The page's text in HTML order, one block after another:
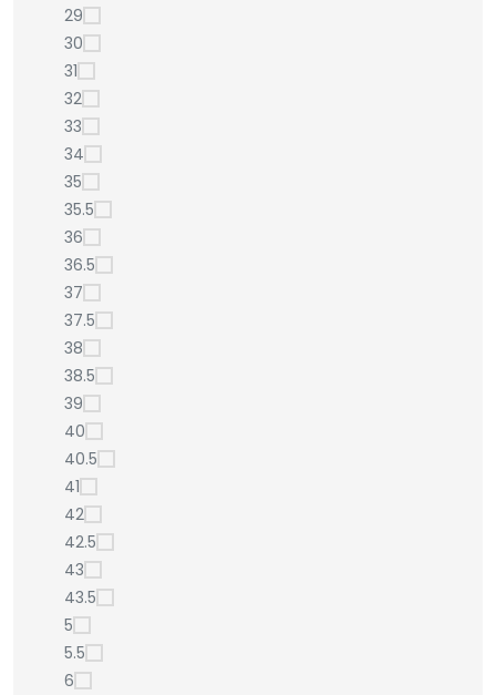
29
30
31
32
33
34
35
35.5
36
36.5
37
37.5
38
38.5
39
40
40.5
41
42
42.5
43
43.5
5
5.5
6